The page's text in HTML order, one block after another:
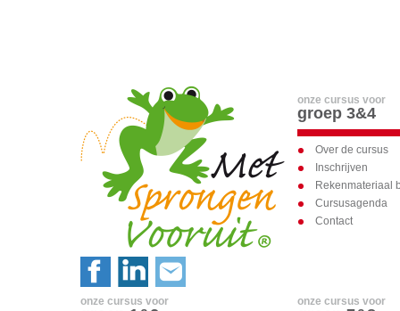
onze cursus voor
groep 3&4
Over de cursus
Inschrijven
Rekenmateriaal
Cursusagenda
Contact
onze cursus voor onze cursus voor